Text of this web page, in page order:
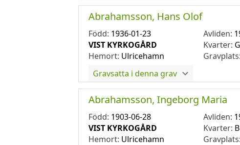
Abrahamsson, Hans Olof
Född: 1936-01-23 Avliden:
VIST KYRKOGÅRD
Kvarter: G
Hemort: Ulricehamn
Gravsatta i denna grav
Abrahamsson, Ingeborg Maria
Född: 1903-06-28 Avliden:
VIST KYRKOGÅRD
Kvarter: B
Hemort: Ulricehamn